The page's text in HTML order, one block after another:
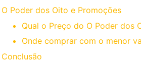
O Poder dos Oito e Promoções
Qual o Preço do O Poder dos
Onde comprar com o menor
Conclusão